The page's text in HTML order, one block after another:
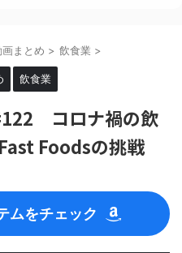
まとめ > 飲食業 >
飲食業
コロナ禍の飲
Foodsの挑戦
ムをチェック